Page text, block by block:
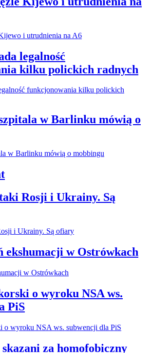
legalność
kilku polickich radnych
w Barlinku mówią o
Rosji i Ukrainy. Są
ekshumacji w Ostrówkach
o wyroku NSA ws.
PiS
za homofobiczny